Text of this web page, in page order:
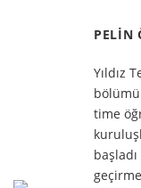
PELIN
Yıldız
time